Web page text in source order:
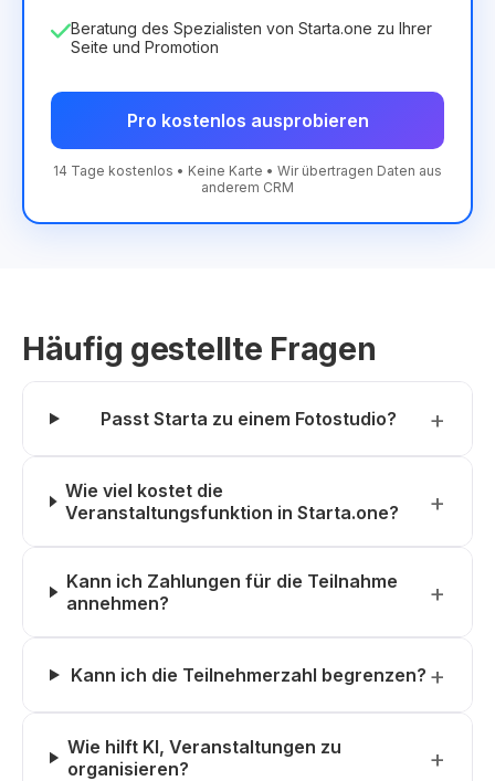
Beratung des Spezialisten von Starta.one zu Ihrer
Seite und Promotion
Pro kostenlos ausprobieren
14 Tage kostenlos • Keine Karte • Wir übertragen Daten aus
anderem CRM
Häufig gestellte Fragen
Passt Starta zu einem Fotostudio?
Wie viel kostet die
Veranstaltungsfunktion in Starta.one?
Kann ich Zahlungen für die Teilnahme
annehmen?
Kann ich die Teilnehmerzahl begrenzen?
Wie hilft KI, Veranstaltungen zu
organisieren?